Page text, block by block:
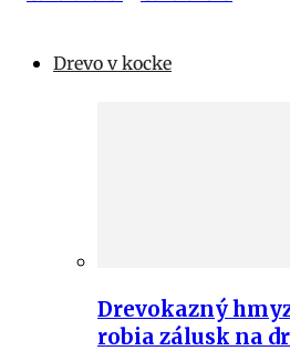
Drevo v kocke
Drevokazný
robia zálusk na